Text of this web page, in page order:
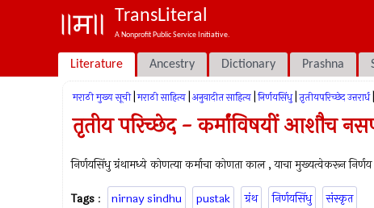
TransLiteral
A Nonprofit Public Service Initiative.
Literature Ancestry Dictionary Prashna
मराठी मुख्य सूची मराठी साहित्य अनुवादीत साहित्य निर्णयसिंधु तृतीयपरिच्छेद उत्तरार्ध
तृतीय परिच्छेद - कर्मांविषयीं आशौच
निर्णयसिंधु ग्रंथामध्ये कोणत्या कर्माचा कोणता काल , याचा मुख्यत्वेकरून
Tags : nirnay sindhu pustak ग्रंथ निर्णयसिंधु संस्कृत